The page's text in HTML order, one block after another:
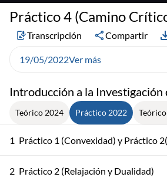
Introducción a la Investigación
Teórico 2024 Práctico 2022
1 Práctico 1 (Convexidad) y Práctico
2 Práctico 2 (Relajación y Dualidad)
Práctico 4 (Camino
Transcripción Compartir
19/05/2022Ver más